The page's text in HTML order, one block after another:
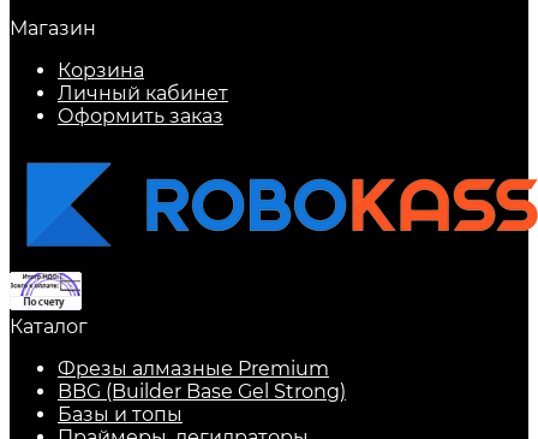
Магазин
Корзина
Личный кабинет
Оформить заказ
Каталог
Фрезы алмазные Premium
BBG (Builder Base Gel Strong)
Базы и топы